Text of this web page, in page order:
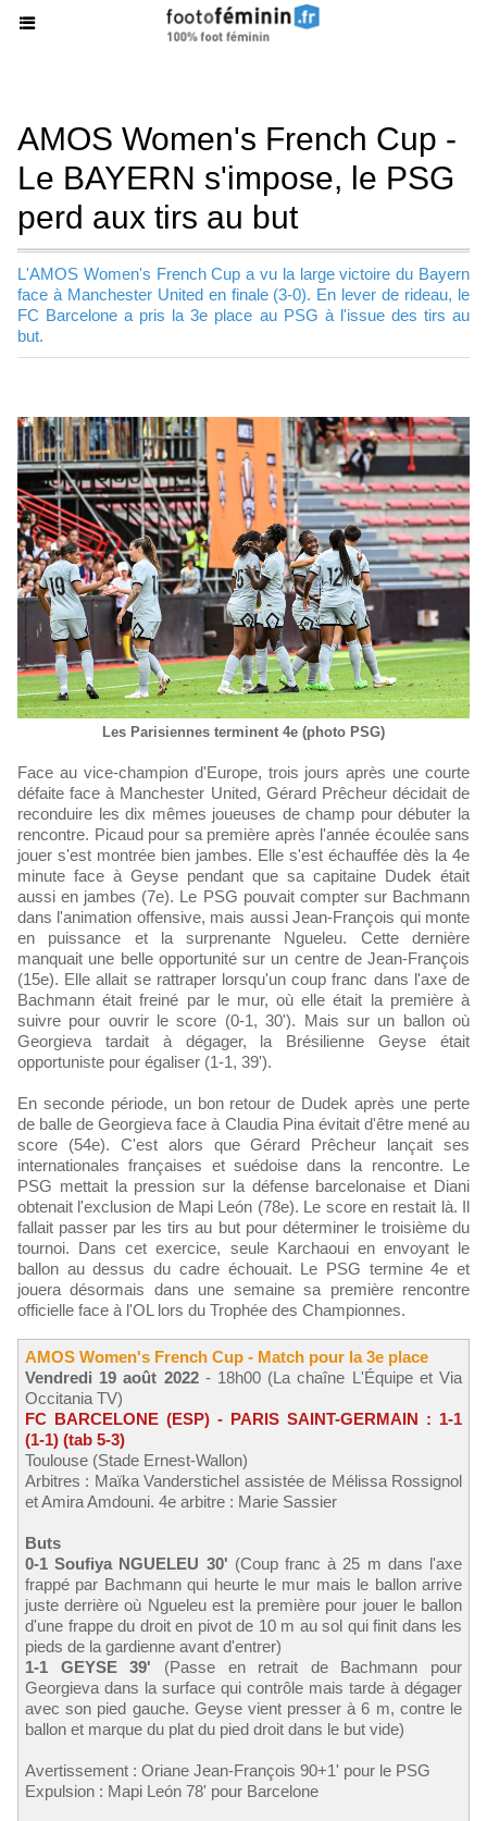
AMOS Women's French Cup -
Le BAYERN s'impose, le PSG
perd aux tirs au but
L'AMOS Women's French Cup a vu la large victoire du Bayern
face à Manchester United en finale (3-0). En lever de rideau, le
FC Barcelone a pris la 3e place au PSG à l'issue des tirs au
but.
Les Parisiennes terminent 4e (photo PSG)
Face au vice-champion d'Europe, trois jours après une courte
défaite face à Manchester United, Gérard Prêcheur décidait de
reconduire les dix mêmes joueuses de champ pour débuter la
rencontre. Picaud pour sa première après l'année écoulée sans
jouer s'est montrée bien jambes. Elle s'est échauffée dès la 4e
minute face à Geyse pendant que sa capitaine Dudek était
aussi en jambes (7e). Le PSG pouvait compter sur Bachmann
dans l'animation offensive, mais aussi Jean-François qui monte
en puissance et la surprenante Ngueleu. Cette dernière
manquait une belle opportunité sur un centre de Jean-François
(15e). Elle allait se rattraper lorsqu'un coup franc dans l'axe de
Bachmann était freiné par le mur, où elle était la première à
suivre pour ouvrir le score (0-1, 30'). Mais sur un ballon où
Georgieva tardait à dégager, la Brésilienne Geyse était
opportuniste pour égaliser (1-1, 39').
En seconde période, un bon retour de Dudek après une perte
de balle de Georgieva face à Claudia Pina évitait d'être mené au
score (54e). C'est alors que Gérard Prêcheur lançait ses
internationales françaises et suédoise dans la rencontre. Le
PSG mettait la pression sur la défense barcelonaise et Diani
obtenait l'exclusion de Mapi León (78e). Le score en restait là. Il
fallait passer par les tirs au but pour déterminer le troisième du
tournoi. Dans cet exercice, seule Karchaoui en envoyant le
ballon au dessus du cadre échouait. Le PSG termine 4e et
jouera désormais dans une semaine sa première rencontre
officielle face à l'OL lors du Trophée des Championnes.
AMOS Women's French Cup - Match pour la 3e place
Vendredi 19 août 2022- 18h00 (La chaîne L'Équipe et Via
Occitania TV)
FC BARCELONE (ESP) - PARIS SAINT-GERMAIN : 1-1
(1-1) (tab 5-3)
Toulouse (Stade Ernest-Wallon)
Arbitres : Maïka Vanderstichel assistée de Mélissa Rossignol
et Amira Amdouni. 4e arbitre : Marie Sassier
Buts
0-1 Soufiya NGUELEU 30' (Coup franc à 25 m dans l'axe
frappé par Bachmann qui heurte le mur mais le ballon arrive
juste derrière où Ngueleu est la première pour jouer le ballon
d'une frappe du droit en pivot de 10 m au sol qui finit dans les
pieds de la gardienne avant d'entrer)
1-1 GEYSE 39' (Passe en retrait de Bachmann pour
Georgieva dans la surface qui contrôle mais tarde à dégager
avec son pied gauche. Geyse vient presser à 6 m, contre le
ballon et marque du plat du pied droit dans le but vide)
Avertissement : Oriane Jean-François 90+1' pour le PSG
Expulsion : Mapi León 78' pour Barcelone